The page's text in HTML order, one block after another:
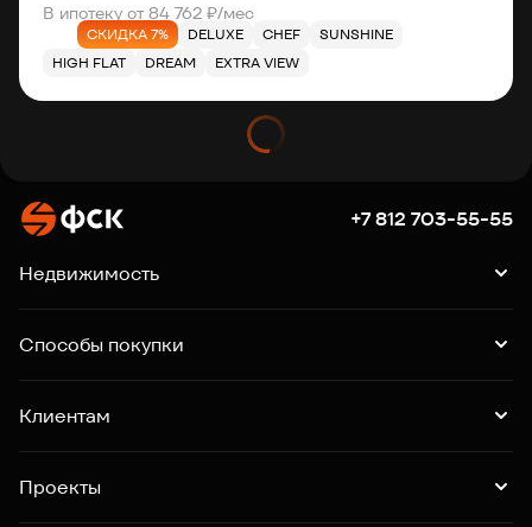
В ипотеку от 84 762 ₽/мес
СКИДКА 7% DELUXE CHEF
SUNSHINE
HIGH FLAT
DREAM EXTRA VIEW
+7 812 703-55-55
Недвижимость
Квартиры
Машино-места
Коммерция
Способы покупки
Ипотека
Trade-in
Господдержка
Клиентам
Выдача ключей
Контакты
Проекты